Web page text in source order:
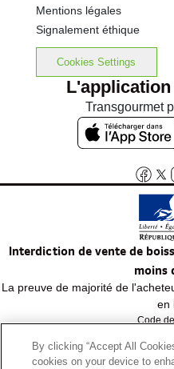
Mentions légales
Signalement éthique
Cookies Settings
Transgourmet
Interdiction de vente de
moins
La preuve de majorité de
en
Code
By clicking “Accept All
cookies on your device to